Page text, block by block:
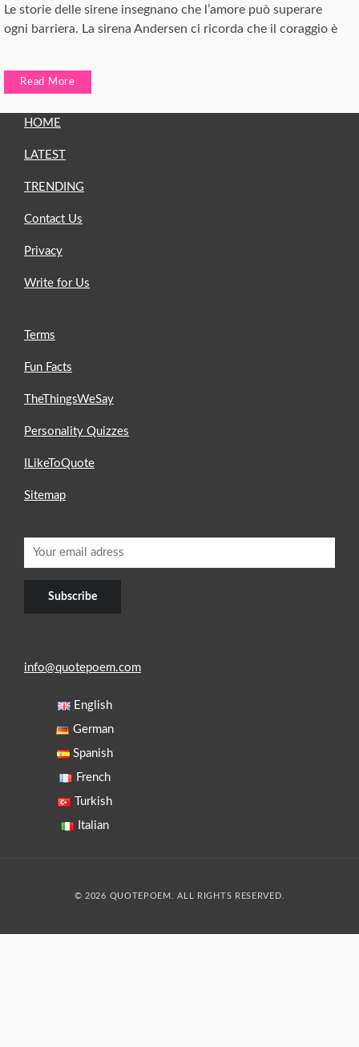
Le storie delle sirene insegnano che l’amore può superare
ogni barriera. La sirena Andersen ci ricorda che il coraggio è
Read More
HOME
LATEST
TRENDING
Contact Us
Privacy
Write for Us
Terms
Fun Facts
TheThingsWeSay
Personality Quizzes
ILikeToQuote
Sitemap
info@quotepoem.com
English
German
Spanish
French
Turkish
Italian
© 2026 QUOTEPOEM. ALL RIGHTS RESERVED.